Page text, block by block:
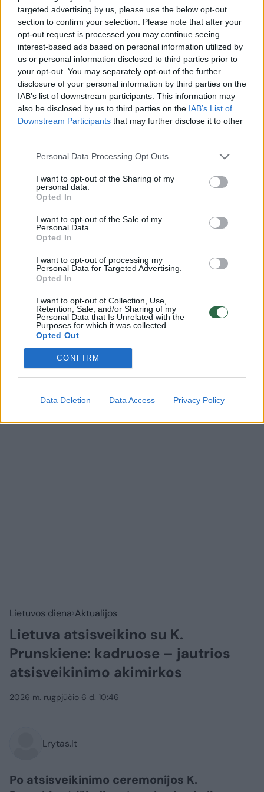
targeted advertising by us, please use the below opt-out
section to confirm your selection. Please note that after your
opt-out request is processed you may continue seeing
interest-based ads based on personal information utilized by
us or personal information disclosed to third parties prior to
your opt-out. You may separately opt-out of the further
disclosure of your personal information by third parties on the
IAB’s list of downstream participants. This information may
also be disclosed by us to third parties on the IAB’s List of
Downstream Participants that may further disclose it to other
Personal Data Processing Opt Outs
I want to opt-out of the Sharing of my
personal data.
Opted In
I want to opt-out of the Sale of my
Personal Data.
Opted In
I want to opt-out of processing my
Personal Data for Targeted Advertising.
Opted In
I want to opt-out of Collection, Use,
Retention, Sale, and/or Sharing of my
Personal Data that Is Unrelated with the
Purposes for which it was collected.
Opted Out
CONFIRM
Data Deletion Data Access Privacy Policy
Prezidentas Aleksandaras Vučičius Maskvoje susitiko
su Rusijos vadovu Vladimiru Putinu – tai buvo retas
Europos lyderio vizitas invazijos metu – ir ten
paragino stiprinti bendradarbiavimą bei prekybą.
Serbija oficialiai siekia įstoti į Europos Sąjungą, nors
Briuselis neigiamai vertina jos palaikomus šiltus
ryšius su Maskva.
Ukraina
Volodymyras Zelenskis
Komentuoti po šiuo straipsniu
Komentuoti gali tik Lrytas registruoti vartotojai.
Prisijunkite prie registruotų vartotojų
bendruomenės ir bendraukite komentaruose!
Rodyti komentarus
Prisijungti komentatoriams
Lietuvos diena Aktualijos
Lietuva atsisveikino su K.
Prunskiene: kadruose – jautrios
atsisveikinimo akimirkos
2026 m. rugpjūčio 6 d. 10:46
Lrytas.lt
Po atsisveikinimo ceremonijos K.